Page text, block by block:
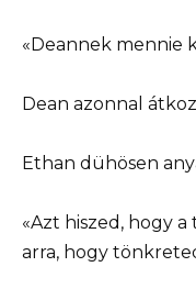
«Deannek mennie
Dean azonnal
Ethan dühösen
«Azt hiszed, hogy
arra, hogy